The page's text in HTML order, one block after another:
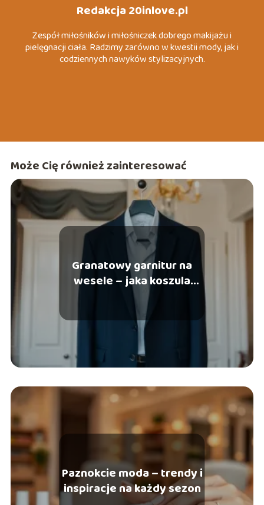
Redakcja 20inlove.pl
Zespół miłośników i miłośniczek dobrego makijażu i
pielęgnacji ciała. Radzimy zarówno w kwestii mody, jak i
codziennych nawyków stylizacyjnych.
Może Cię również zainteresować
Granatowy garnitur na
wesele – jaka koszula
będzie pasować?
Paznokcie moda – trendy i
inspiracje na każdy sezon